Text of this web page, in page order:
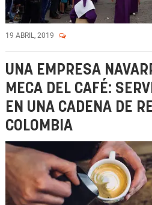
19 ABRIL, 2019
UNA EMPRESA
MECA DEL CAFÉ:
EN UNA CADENA DE
COLOMBIA